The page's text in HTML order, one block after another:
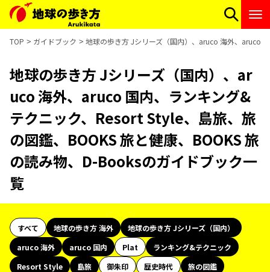
TOP ガイドブック 地球の歩き方 Jシリーズ（国内）、aruco 海外、aruco
地球の歩き方 Jシリーズ（国内）、ar
uco 海外、aruco 国内、ランキング&
テクニック、Resort Style、島旅、旅
の図鑑、BOOKS 旅と健康、BOOKS 旅
の読み物、D-Booksのガイドブック一
覧
すべて 地球の歩き方 海外
地球の歩き方 Jシリーズ（国内）
aruco 海外
aruco 国内 Plat
ランキング&テクニック
Resort Style
島旅 御朱印 歴史時代
旅の図鑑